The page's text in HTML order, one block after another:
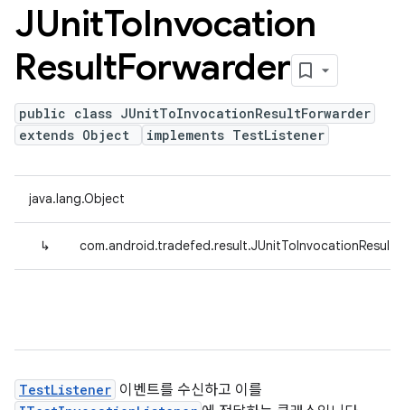
JUnitToInvocation
ResultForwarder
public class JUnitToInvocationResultForwarder
extends Object
implements TestListener
java.lang.Object
↳
TestListener 이벤트를 수신하고 이를